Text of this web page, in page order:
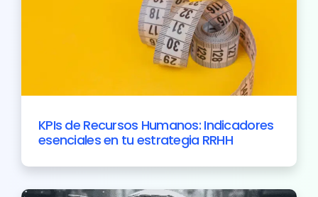
KPIs de Recursos Humanos: Indicadores
esenciales en tu estrategia RRHH